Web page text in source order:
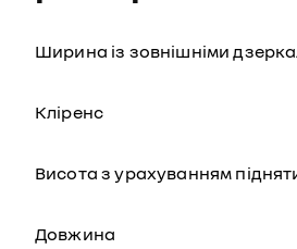
Ширина із зовнішніми
Кліренс
Висота з урахуванням
Довжина